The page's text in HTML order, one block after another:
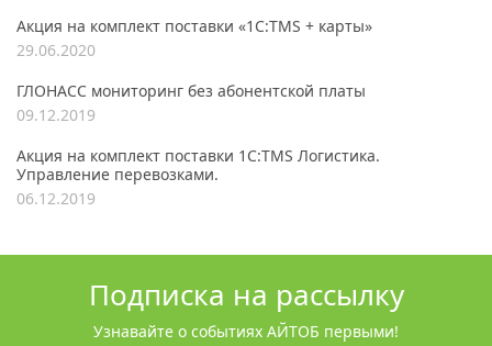
Акция на комплект поставки «1С:TMS + карты»
29.06.2020
ГЛОНАСС мониторинг без абонентской платы
09.12.2019
Акция на комплект поставки 1С:TMS Логистика.
Управление перевозками.
06.12.2019
Подписка на рассылку
Узнавайте о событиях АЙТОБ первыми!